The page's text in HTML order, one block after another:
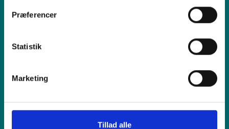
Præferencer
Statistik
Marketing
Tillad alle
Inspiration
Hjælp
Shop online